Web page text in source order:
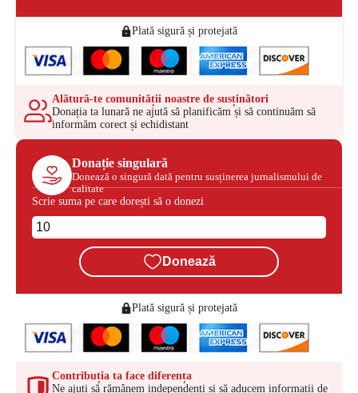
Plată sigură și protejată
Alătură-te comunității noastre de susținători
Donația ta lunară ne ajută să planificăm și să continuăm să
informăm corect și echidistant
Donație singulară
Donează o singură dată pentru susținerea jurnalismului de
calitate
Scrie suma pe care dorești să o donezi
Donează
Plată sigură și protejată
Contribuția ta face diferența
Ne ajuți să rămânem independenți și să aducem informații de